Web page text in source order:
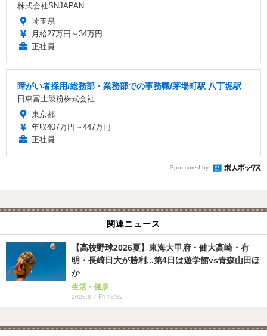
株式会社SNJAPAN
埼玉県
月給27万円～34万円
正社員
障がい者採用/総務部・業務部での事務職/茅場町駅 八丁堀駅
日東富士製粉株式会社
東京都
年収407万円～447万円
正社員
Sponsored by
関連ニュース
【高校野球2026夏】東海大甲府・健大高崎・有
明・長崎日大が勝利...第4日は遊学館vs青森山田ほ
か
生活・健康
2026.8.7 Fri 15:52